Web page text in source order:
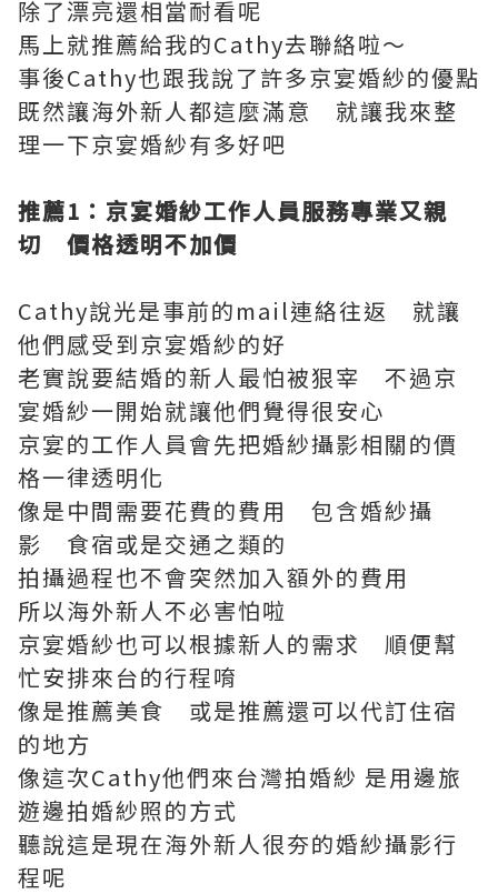
除了漂亮還相當耐看呢
馬上就推薦給我的Cathy去聯絡啦～
事後Cathy也跟我說了許多京宴婚紗的優點
既然讓海外新人都這麼滿意 就讓我來整
理一下京宴婚紗有多好吧
推薦1 ：京宴婚紗工作人員服務專業又親
切 價格透明不加價
Cathy說光是事前的mail連絡往返 就讓
他們感受到京宴婚紗的好
老實說要結婚的新人最怕被狠宰 不過京
宴婚紗一開始就讓他們覺得很安心
京宴的工作人員會先把婚紗攝影相關的價
格一律透明化
像是中間需要花費的費用 包含婚紗攝
影 食宿或是交通之類的
拍攝過程也不會突然加入額外的費用
所以海外新人不必害怕啦
京宴婚紗也可以根據新人的需求 順便幫
忙安排來台的行程唷
像是推薦美食 或是推薦還可以代訂住宿
的地方
像這次Cathy他們來台灣拍婚紗 是用邊旅
遊邊拍婚紗照的方式
聽說這是現在海外新人很夯的婚紗攝影行
程呢